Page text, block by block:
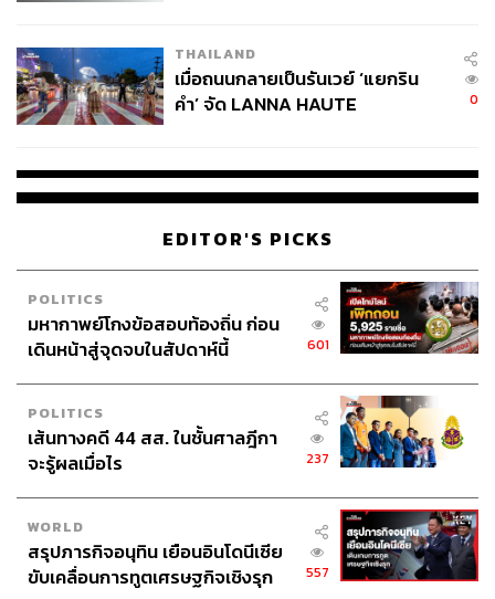
THAILAND
เมื่อถนนกลายเป็นรันเวย์ ‘แยกริน
คำ’ จัด LANNA HAUTE
0
EDITOR'S PICKS
POLITICS
มหากาพย์โกงข้อสอบท้องถิ่น ก่อน
เดินหน้าสู่จุดจบในสัปดาห์นี้
601
POLITICS
เส้นทางคดี 44 สส. ในชั้นศาลฎีกา
จะรู้ผลเมื่อไร
237
WORLD
สรุปภารกิจอนุทิน เยือนอินโดนีเซีย
ขับเคลื่อนการทูตเศรษฐกิจเชิงรุก
557